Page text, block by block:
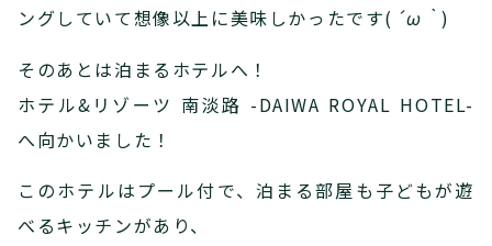
ングしていて想像以上に美味しかったです( ´ω｀ )
そのあとは泊まるホテルへ！
ホテル&リゾーツ 南淡路 -DAIWA ROYAL HOTEL-
へ向かいました！
このホテルはプール付で、泊まる部屋も子どもが遊
べるキッチンがあり、